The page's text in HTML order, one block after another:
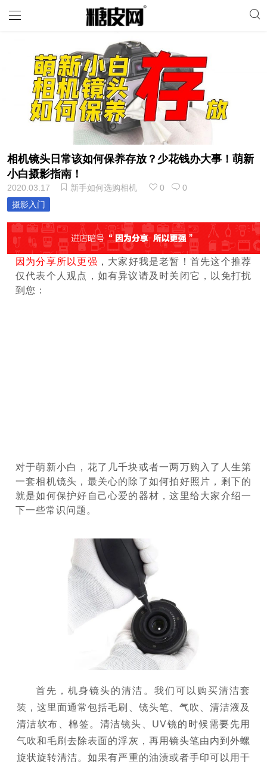
相机镜头日常该如何保养存放？少花钱办大事！萌新
小白摄影指南！
2020.03.17 新手如何选购相机 0
0
摄影入门
因为分享所以更强 ， 大家好我是老暂！ 首先这个推荐
仅代表个人观点，如有异议请及时关闭它 ，以免打扰
到您：
对于萌新小白，花了几千块或者一两万购入了人生第
一套相机镜头，最关心的除了如何拍好照片，剩下的
就是如何保护好自己心爱的器材，这里给大家介绍一
下一些常识问题。
首先，机身镜头的清洁。我们可以购买清洁套
装，这里面通常包括毛刷、镜头笔、气吹、清洁液及
清洁软布、棉签。清洁镜头、UV镜的时候需要先用
气吹和毛刷去除表面的浮灰，再用镜头笔由内到外螺
旋状旋转清洁。如果有严重的油渍或者手印可以用干